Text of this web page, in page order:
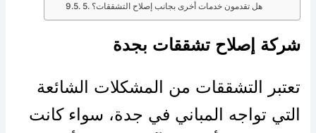
5. هل تقدمون خدمات أخرى بجانب إصلاح التشققات؟
شركة إصلاح تشققات بجدة
تعتبر التشققات من المشكلات الشائعة
التي تواجه المباني في جدة، سواء كانت